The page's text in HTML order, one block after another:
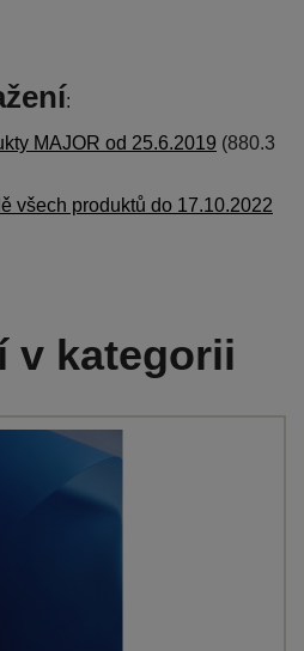
:
MAJOR od 25.6.2019 (880.3
všech produktů do 17.10.2022
v kategorii